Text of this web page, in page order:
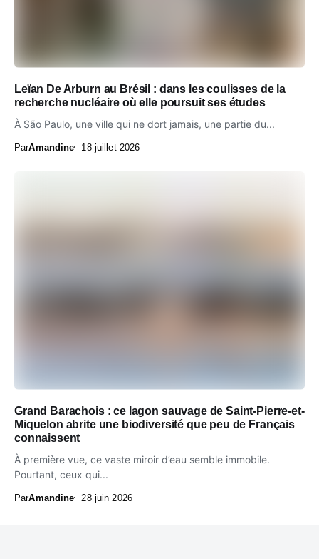
Leïan De Arburn au Brésil : dans les coulisses de la
recherche nucléaire où elle poursuit ses études
À São Paulo, une ville qui ne dort jamais, une partie du...
ParAmandine 18 juillet 2026
Grand Barachois : ce lagon sauvage de Saint-Pierre-et-
Miquelon abrite une biodiversité que peu de Français
connaissent
À première vue, ce vaste miroir d’eau semble immobile.
Pourtant, ceux qui...
ParAmandine 28 juin 2026